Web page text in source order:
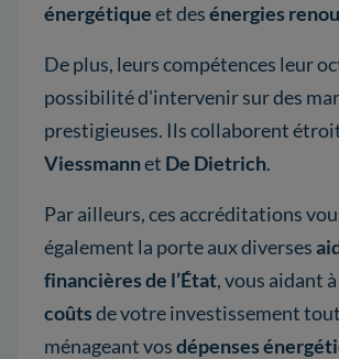
énergétiqueet desénergies
De plus, leurs compétences leur
possibilité d'intervenir sur des
prestigieuses. Ils collaborent
Viessmannet De Dietrich.
Par ailleurs, ces accréditations
également la porte aux diverses
financières de l’État, vous aidant à
coûtsde votre investissement
ménageant vosdépenses